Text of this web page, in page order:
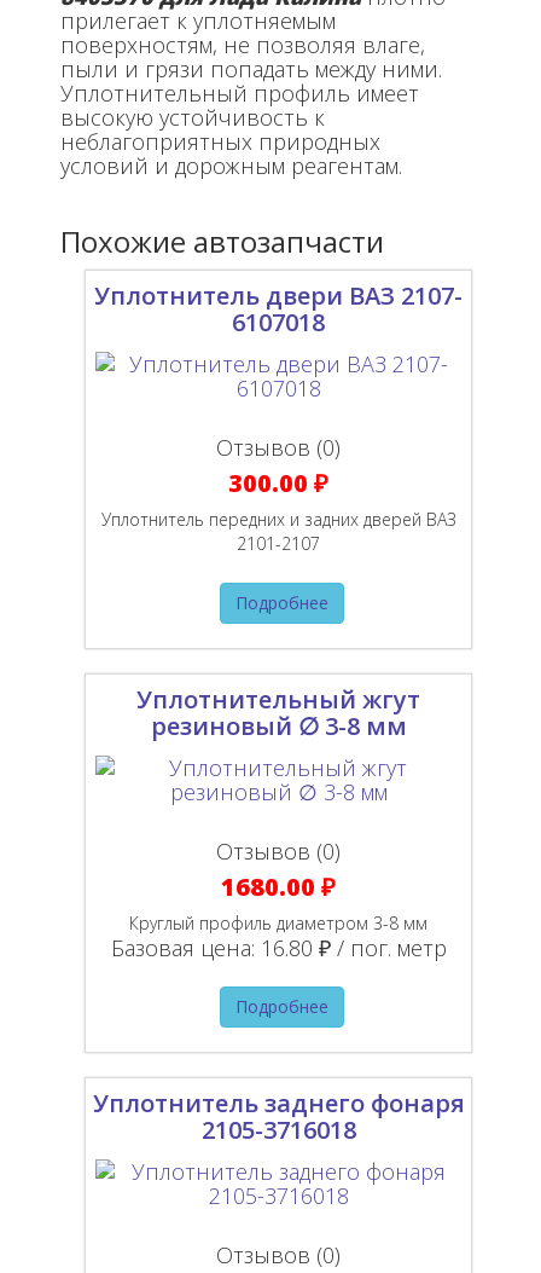
прилегает к уплотняемым
поверхностям, не позволяя влаге,
пыли и грязи попадать между ними.
Уплотнительный профиль имеет
высокую устойчивость к
неблагоприятных природных
условий и дорожным реагентам.
Похожие автозапчасти
Уплотнитель двери ВАЗ 2107-
6107018
Отзывов (0)
300.00 ₽
Уплотнитель передних и задних дверей ВАЗ
2101-2107
Подробнее
Уплотнительный жгут
резиновый ∅ 3-8 мм
Отзывов (0)
1680.00 ₽
Круглый профиль диаметром 3-8 мм
Базовая цена: 16.80 ₽ / пог. метр
Подробнее
Уплотнитель заднего фонаря
2105-3716018
Отзывов (0)